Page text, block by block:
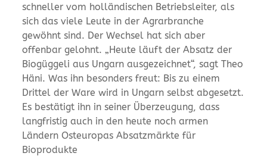
schneller vom holländischen Betriebsleiter, als
sich das viele Leute in der Agrarbranche
gewöhnt sind. Der Wechsel hat sich aber
offenbar gelohnt. „Heute läuft der Absatz der
Biogüggeli aus Ungarn ausgezeichnet“, sagt Theo
Häni. Was ihn besonders freut: Bis zu einem
Drittel der Ware wird in Ungarn selbst abgesetzt.
Es bestätigt ihn in seiner Überzeugung, dass
langfristig auch in den heute noch armen
Ländern Osteuropas Absatzmärkte für
Bioprodukte